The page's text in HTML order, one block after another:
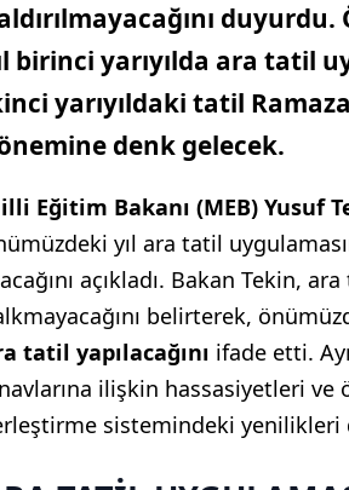
birinci yarıyılda ara tatil
yarıyıldaki tatil
denk gelecek.
Eğitim Bakanı (MEB) Yusuf
yıl ara tatil
açıkladı. Bakan Tekin,
belirterek,
tatil yapılacağını ifade etti.
ilişkin hassasiyetleri ve
sistemindeki yenilikleri